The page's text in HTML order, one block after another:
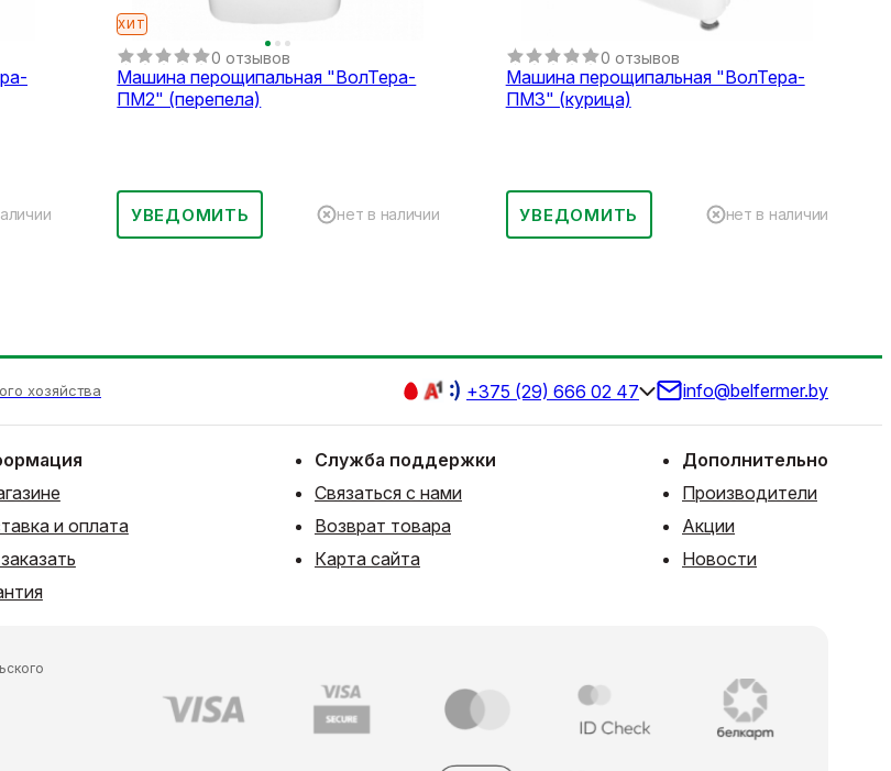
ХИТ
0 отзывов
Машина перощипальная "ВолТера-
ПМ2" (перепела)
УВЕДОМИТЬ нет в наличии
0 отзывов
Машина перощипальная "ВолТера-
ПМ3" (курица)
УВЕДОМИТЬ нет в наличии
хозяйства +375 (29) 666 02 47 info@belfermer.by
и оплата
Служба поддержки
Связаться с нами
Возврат товара
Карта сайта
Дополнительно
Производители
Акции
Новости